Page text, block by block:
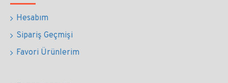
Hesabım
Sipariş Geçmişi
Favori Ürünlerim